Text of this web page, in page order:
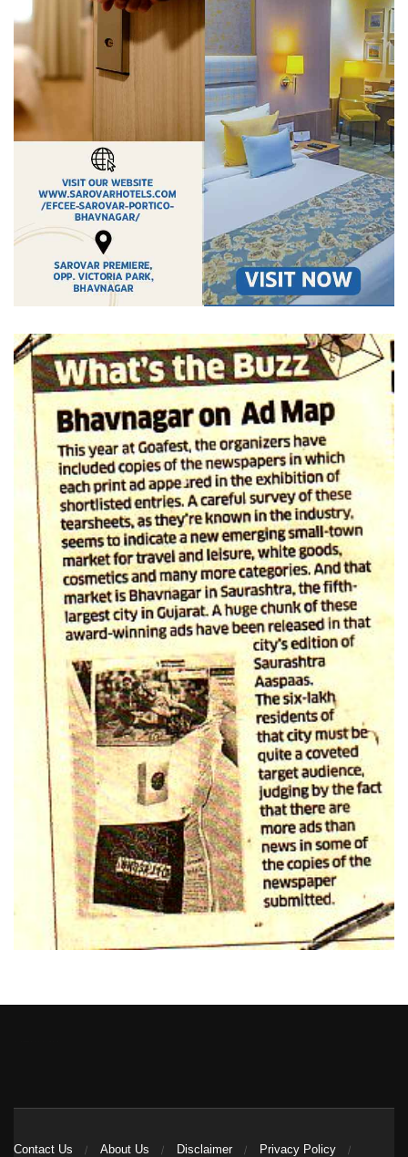
Contact Us About Us Disclaimer Privacy Policy